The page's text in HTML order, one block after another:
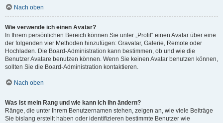
Nach oben
Wie verwende ich einen Avatar?
In Ihrem persönlichen Bereich können Sie unter „Profil“ einen Avatar über eine
der folgenden vier Methoden hinzufügen: Gravatar, Galerie, Remote oder
Hochladen. Die Board-Administration kann bestimmen, ob und wie die
Benutzer Avatare benutzen können. Wenn Sie keinen Avatar benutzen können,
sollten Sie die Board-Administration kontaktieren.
Nach oben
Was ist mein Rang und wie kann ich ihn ändern?
Ränge, die unter Ihrem Benutzernamen stehen, zeigen an, wie viele Beiträge
Sie bislang erstellt haben oder identifizieren bestimmte Benutzer wie